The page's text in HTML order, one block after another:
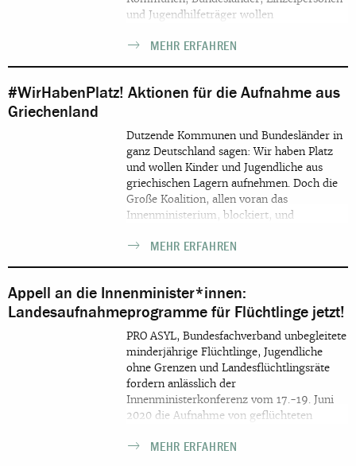
und Jugendhilfeträger wollen
Bundesregierung muss nun dringend
MEHR ERFAHREN
#WirHabenPlatz! Aktionen für die Aufnahme aus
Griechenland
Dutzende Kommunen und Bundesländer in
ganz Deutschland sagen: Wir haben Platz
und wollen Kinder und Jugendliche aus
griechischen Lagern aufnehmen. Doch die
Große Koalition, allen voran das
Innenministerium, blockiert, und
diese Menschen.
MEHR ERFAHREN
Appell an die Innenminister*innen:
Landesaufnahmeprogramme für Flüchtlinge jetzt!
PRO ASYL, Bundesfachverband unbegleitete
minderjährige Flüchtlinge, Jugendliche
ohne Grenzen und Landesflüchtlingsräte
fordern anlässlich der
Innenministerkonferenz vom 17.-19. Juni
2020 die Aufnahme von geflüchteten
außereuropäischen Flüchtlingslagern
MEHR ERFAHREN